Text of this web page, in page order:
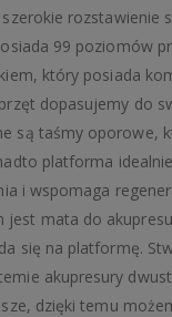
rozstawienie
99 poziomów
który posiada
dopasujemy do
są taśmy oporowe,
platforma
i wspomaga
jest mata do
się na platformę.
akupresury
dzięki temu